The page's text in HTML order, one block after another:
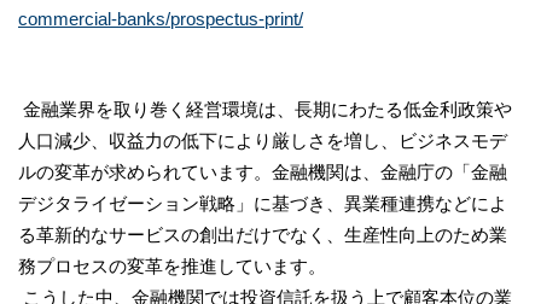
commercial-banks/prospectus-print/
金融業界を取り巻く経営環境は、長期にわたる低金利政策や
人口減少、収益力の低下により厳しさを増し、ビジネスモデ
ルの変革が求められています。金融機関は、金融庁の「金融
デジタライゼーション戦略」に基づき、異業種連携などによ
る革新的なサービスの創出だけでなく、生産性向上のため業
務プロセスの変革を推進しています。
こうした中、金融機関では投資信託を扱う上で顧客本位の業